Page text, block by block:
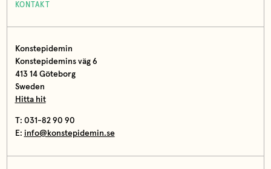
KONTAKT
Konstepidemin
Konstepidemins väg 6
413 14 Göteborg
Sweden
Hitta hit
T: 031-82 90 90
E: info@konstepidemin.se